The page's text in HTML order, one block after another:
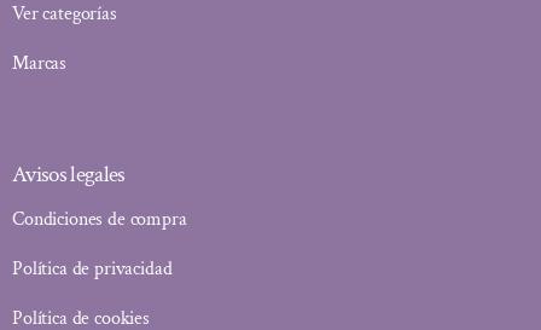
Ver categorías
Marcas
Avisos legales
Condiciones de compra
Política de privacidad
Política de cookies